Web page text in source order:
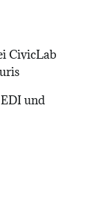
CivicLab
und